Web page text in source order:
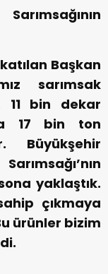
Başkan
sarımsak
11 bin dekar
17 bin ton
Büyükşehir
yaklaştık.
çıkmaya
ürünler bizim